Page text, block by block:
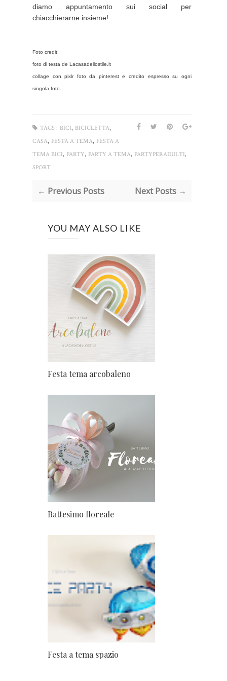
diamo appuntamento sui social per
chiacchierarne insieme!
Foto credit:
foto di testa de Lacasadellostile.it
collage con pixlr foto da pinterest e credito espresso su ogni
singola foto.
TAGS : BICI, BICICLETTA,
CASA, FESTA A TEMA, FESTA A
TEMA BICI, PARTY, PARTY A TEMA, PARTYPERADULTI,
SPORT
← Previous Posts Next Posts →
YOU MAY ALSO LIKE
Festa tema arcobaleno
Battesimo floreale
Festa a tema spazio